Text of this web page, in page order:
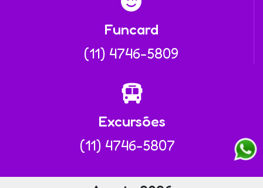
Funcard
(11) 4746-5809
Excursões
(11) 4746-5807